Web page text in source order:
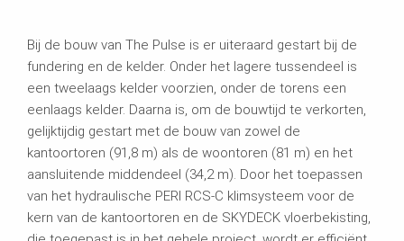
Bij de bouw van The Pulse is er uiteraard gestart bij de
fundering en de kelder. Onder het lagere tussendeel is
een tweelaags kelder voorzien, onder de torens een
eenlaags kelder. Daarna is, om de bouwtijd te verkorten,
gelijktijdig gestart met de bouw van zowel de
kantoortoren (91,8 m) als de woontoren (81 m) en het
aansluitende middendeel (34,2 m). Door het toepassen
van het hydraulische PERI RCS-C klimsysteem voor de
kern van de kantoortoren en de SKYDECK vloerbekisting,